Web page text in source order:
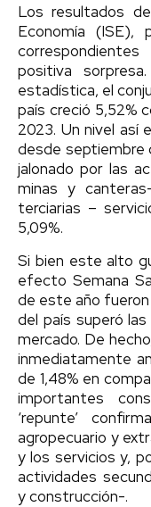
Los resultados
Economía
positiva
estadística, el
país creció 5,52%
2023. Un nivel así
desde septiembre
jalonado por las
minas y
terciarias –
5,09%.
Si bien este alto
efecto Semana
de este año
del país superó
mercado. De
inmediatamente
de 1,48% en
importantes
‘repunte’
agropecuario y
y los servicios y,
actividades
y construcción-.